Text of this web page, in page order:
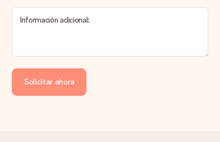
producto del regalo.
¿Cómo puedo pagar mi pedido?
de crédito o transferencia bancaria. En caso de elegir
transferencia bancaria, ten en cuenta 3 días adicionales para la
entrega de tu regalo.
Información adicional:
Solicitar ahora